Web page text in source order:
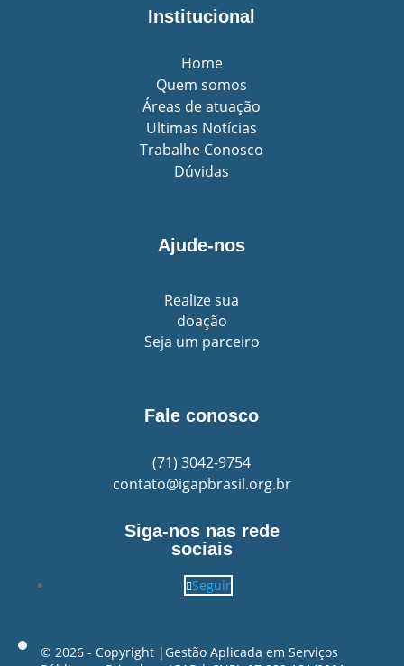
Institucional
Home
Quem somos
Áreas de atuação
Ultimas Notícias
Trabalhe Conosco
Dúvidas
Ajude-nos
Realize sua
doação
Seja um parceiro
Fale conosco
(71)3042-9754
contato@igapbrasil.org.br
Siga-nos nas rede
sociais
Seguir
©️ 2026 - Copyright |Gestão Aplicada em Serviços